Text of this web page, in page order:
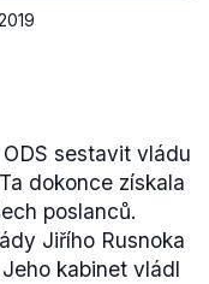
sestavit vládu
dokonce získala
poslanců.
Jiřího Rusnoka
kabinet vládl